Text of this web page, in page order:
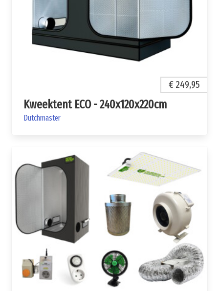
€ 249,95
Kweektent ECO - 240x120x220cm
Dutchmaster